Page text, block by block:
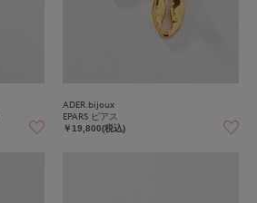
ADER.bijoux
EPARS ピアス
￥19,800(税込)